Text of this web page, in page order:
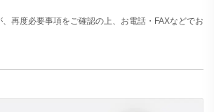
再度必要事項をご確認の上、お電話・FAXなどでお